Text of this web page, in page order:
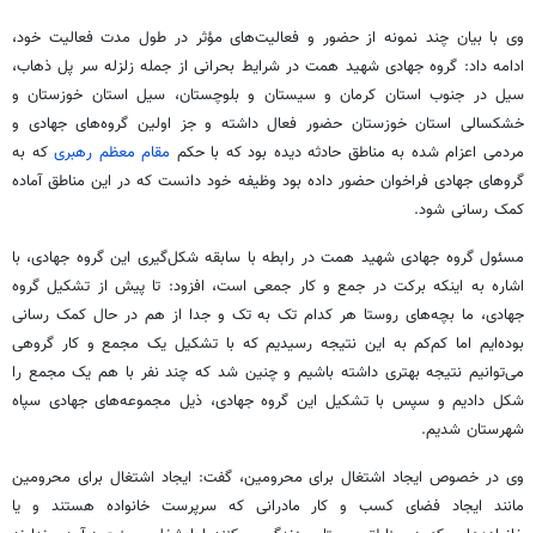
وی با بیان چند نمونه از حضور و فعالیت‌های مؤثر در طول مدت فعالیت خود،
ادامه داد: گروه جهادی شهید همت در شرایط بحرانی از جمله زلزله سر پل ذهاب،
سیل در جنوب استان کرمان و سیستان و بلوچستان، سیل استان خوزستان و
خشکسالی استان خوزستان حضور فعال داشته و جز اولین گروه‌های جهادی و
مردمی اعزام شده به مناطق حادثه دیده بود که با حکم مقام معظم رهبریکه به
گروهای جهادی فراخوان حضور داده بود وظیفه خود دانست که در این مناطق آماده
کمک رسانی شود.
مسئول گروه جهادی شهید همت در رابطه با سابقه شکل‌گیری این گروه جهادی، با
اشاره به اینکه برکت در جمع و کار جمعی است، افزود: تا پیش از تشکیل گروه
جهادی، ما بچه‌های روستا هر کدام تک به تک و جدا از هم در حال کمک رسانی
بوده‌ایم اما کم‌کم به این نتیجه رسیدیم که با تشکیل یک مجمع و کار گروهی
می‌توانیم نتیجه بهتری داشته باشیم و چنین شد که چند نفر با هم یک مجمع را
شکل دادیم و سپس با تشکیل این گروه جهادی، ذیل مجموعه‌های جهادی سپاه
شهرستان شدیم.
وی در خصوص ایجاد اشتغال برای محرومین، گفت: ایجاد اشتغال برای محرومین
مانند ایجاد فضای کسب و کار مادرانی که سرپرست خانواده هستند و یا